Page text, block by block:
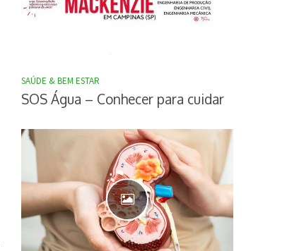
SAÚDE & BEM ESTAR
SOS Água – Conhecer para cuidar